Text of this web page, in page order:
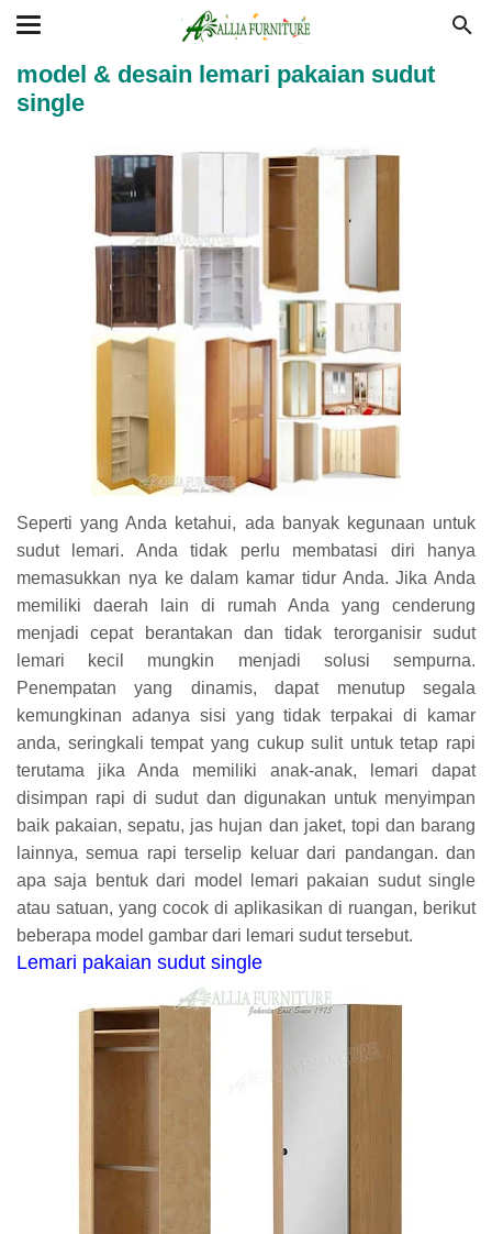
model & desain lemari pakaian sudut
single
Seperti yang Anda ketahui, ada banyak kegunaan untuk
sudut lemari. Anda tidak perlu membatasi diri hanya
memasukkan nya ke dalam kamar tidur Anda. Jika Anda
memiliki daerah lain di rumah Anda yang cenderung
menjadi cepat berantakan dan tidak terorganisir sudut
lemari kecil mungkin menjadi solusi sempurna.
Penempatan yang dinamis, dapat menutup segala
kemungkinan adanya sisi yang tidak terpakai di kamar
anda, seringkali tempat yang cukup sulit untuk tetap rapi
terutama jika Anda memiliki anak-anak, lemari dapat
disimpan rapi di sudut dan digunakan untuk menyimpan
baik pakaian, sepatu, jas hujan dan jaket, topi dan barang
lainnya, semua rapi terselip keluar dari pandangan. dan
apa saja bentuk dari model lemari pakaian sudut single
atau satuan, yang cocok di aplikasikan di ruangan, berikut
beberapa model gambar dari lemari sudut tersebut.
Lemari pakaian sudut single